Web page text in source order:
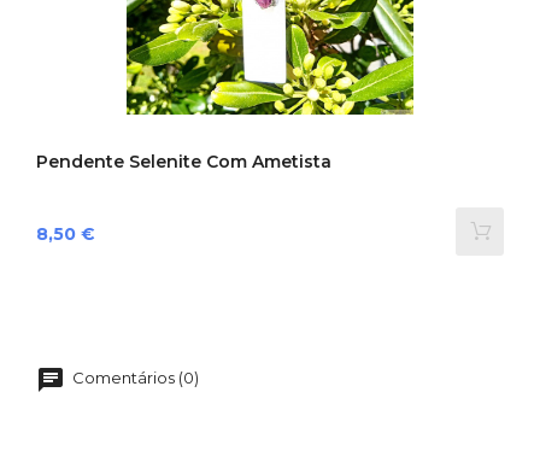
Pendente Selenite Com Ametista
Preço
8,50 €
Comentários (0)